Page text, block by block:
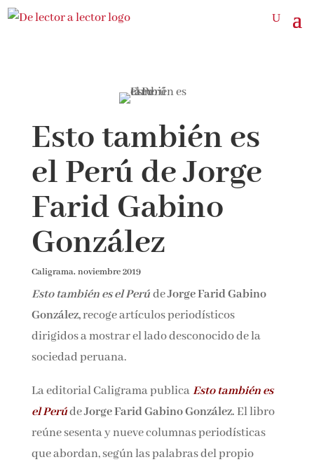
Esto también es
el Perú de Jorge
Farid Gabino
González
Caligrama, noviembre 2019
Esto también es el Perú deJorge Farid Gabino
González,recoge artículos periodísticos
dirigidos a mostrar el lado desconocido de la
sociedad peruana.
La editorial Caligrama publicaEsto también es
el PerúdeJorge Farid Gabino González.El libro
reúne sesenta y nueve columnas periodísticas
que abordan, según las palabras del propio